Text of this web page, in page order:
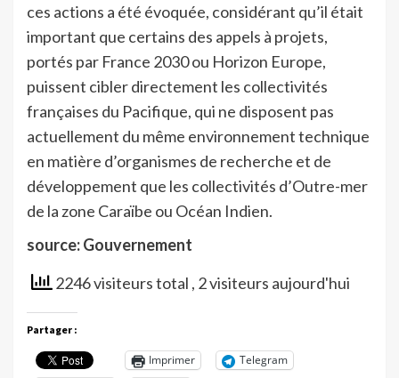
ces actions a été évoquée, considérant qu’il était
important que certains des appels à projets,
portés par France 2030 ou Horizon Europe,
puissent cibler directement les collectivités
françaises du Pacifique, qui ne disposent pas
actuellement du même environnement technique
en matière d’organismes de recherche et de
développement que les collectivités d’Outre-mer
de la zone Caraïbe ou Océan Indien.
source: Gouvernement
2246 visiteurs total , 2 visiteurs aujourd'hui
Partager :
Imprimer
Telegram